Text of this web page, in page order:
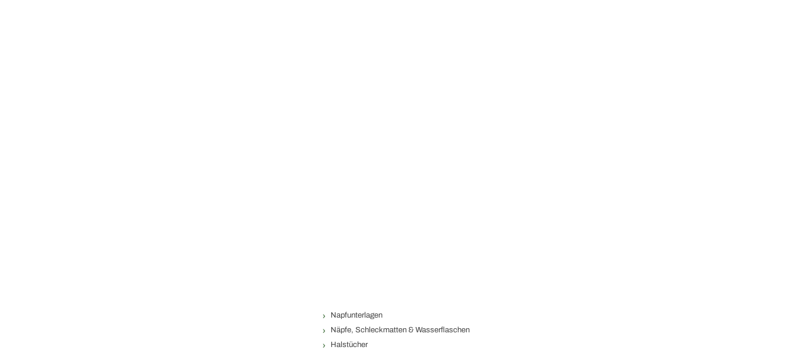
Napfunterlagen
Näpfe, Schleckmatten & Wasserflaschen
Halstücher